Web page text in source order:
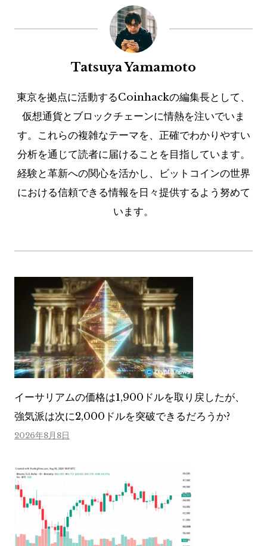
Tatsuya Yamamoto
東京を拠点に活動するCoinhackの編集長として、
仮想通貨とブロックチェーンに情熱を注いでいま
す。これらの複雑なテーマを、正確でわかりやすい
分析を通じて読者に届けることを目指しています。
経験と革新への関心を活かし、ビットコインの世界
における信頼できる情報を日々提供するよう努めて
います。
イーサリアムの価格は1,900ドルを取り戻したが、
強気派は次に2,000ドルを突破できるだろうか?
2026年8月8日